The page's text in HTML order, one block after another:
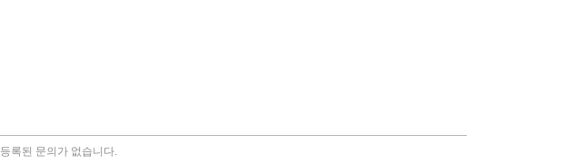
등록된 문의가 없습니다.